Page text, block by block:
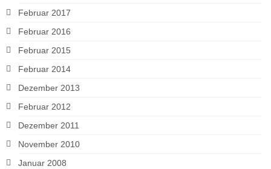
Februar 2017
Februar 2016
Februar 2015
Februar 2014
Dezember 2013
Februar 2012
Dezember 2011
November 2010
Januar 2008